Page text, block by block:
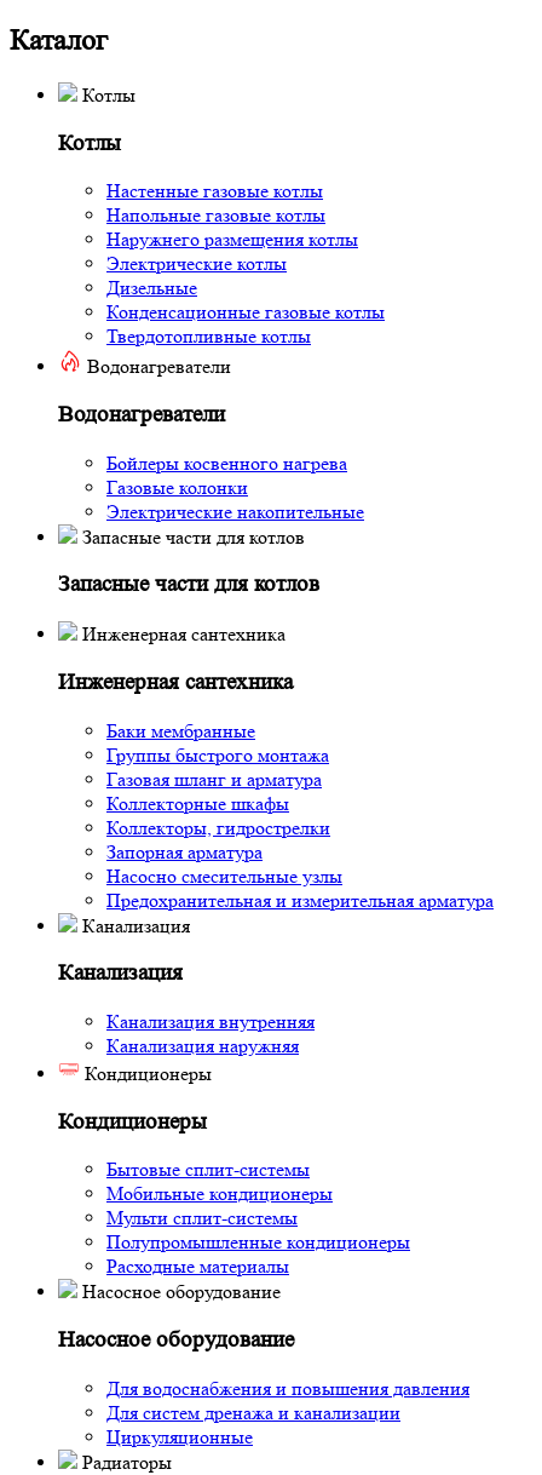
Каталог
Котлы
Котлы
Настенные газовые котлы
Напольные газовые котлы
Наружнего размещения котлы
Электрические котлы
Дизельные
Конденсационные газовые котлы
Твердотопливные котлы
Водонагреватели
Водонагреватели
Бойлеры косвенного нагрева
Газовые колонки
Электрические накопительные
Запасные части для котлов
Запасные части для котлов
Инженерная сантехника
Инженерная сантехника
Баки мембранные
Группы быстрого монтажа
Газовая шланг и арматура
Коллекторные шкафы
Коллекторы, гидрострелки
Запорная арматура
Насосно смесительные узлы
Предохранительная и измерительная арматура
Канализация
Канализация
Канализация внутренняя
Канализация наружняя
Кондиционеры
Кондиционеры
Бытовые сплит-системы
Мобильные кондиционеры
Мульти сплит-системы
Полупромышленные кондиционеры
Расходные материалы
Насосное оборудование
Насосное оборудование
Для водоснабжения и повышения давления
Для систем дренажа и канализации
Циркуляционные
Радиаторы